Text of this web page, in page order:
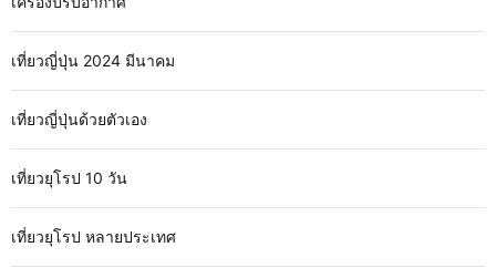
เที่ยวญี่ปุ่น 2024 มีนาคม
เที่ยวญี่ปุ่นด้วยตัวเอง
เที่ยวยุโรป 10 วัน
เที่ยวยุโรป หลายประเทศ